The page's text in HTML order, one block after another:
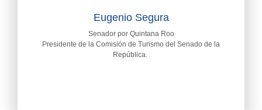
Eugenio Segura
Senador por Quintana Roo
Presidente de la Comisión de Turismo del Senado de la
República.